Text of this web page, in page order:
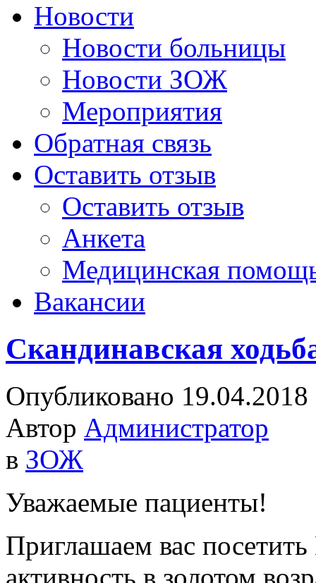
Новости
Новости больницы
Новости ЗОЖ
Мероприятия
Обратная связь
Оставить отзыв
Оставить отзыв
Анкета
Медицинская
Вакансии
Скандинавская
Опубликовано 19.04.2018
Автор Администратор
в ЗОЖ
Уважаемые пациенты!
Приглашаем вас
активность в золотом